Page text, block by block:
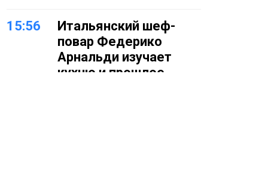
15:56
Итальянский шеф-
повар Федерико
Арнальди изучает
кухню и прошлое